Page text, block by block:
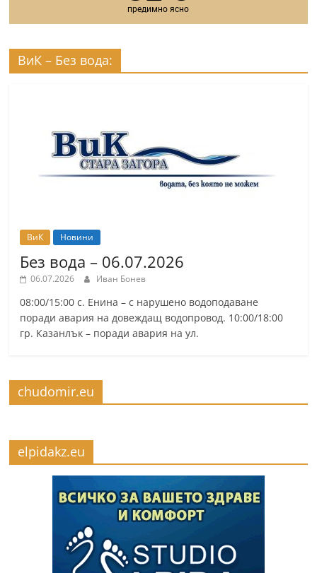
предимно ясно
ВиК – Без вода:
ВиК Новини
Без вода – 06.07.2026
06.07.2026 Иван Бонев
08:00/15:00 с. Енина – с нарушено водоподаване
поради авария на довеждащ водопровод. 10:00/18:00
гр. Казанлък – поради авария на ул.
chudomir.eu
elpidakz.eu